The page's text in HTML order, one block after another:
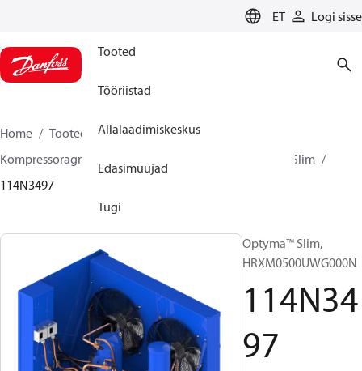
ET Logi sisse
Tooted
Tööriistad
Allalaadimiskeskus
Edasimüüjad
Tugi
Home Tooted
Climate Solutions for cooling
Kompressoragregaadid
Optyma™ Slim
114N3497
Optyma™ Slim,
HRXM0500UWG000N
114N34
97